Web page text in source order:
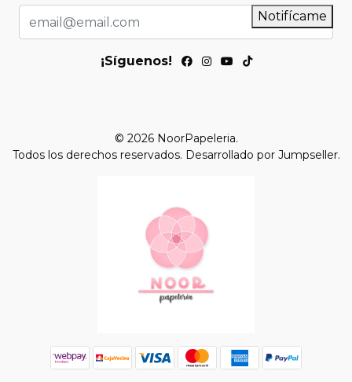
Notifícame
¡Síguenos!
© 2026 NoorPapeleria.
Todos los derechos reservados. Desarrollado por Jumpseller.